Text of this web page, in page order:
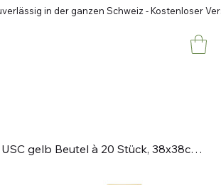
in der ganzen Schweiz - Kostenloser
Mikrofasertuch USC gelb Beutel à 20 Stück, 38x38cm 80% Polyester, 20% Polyamid